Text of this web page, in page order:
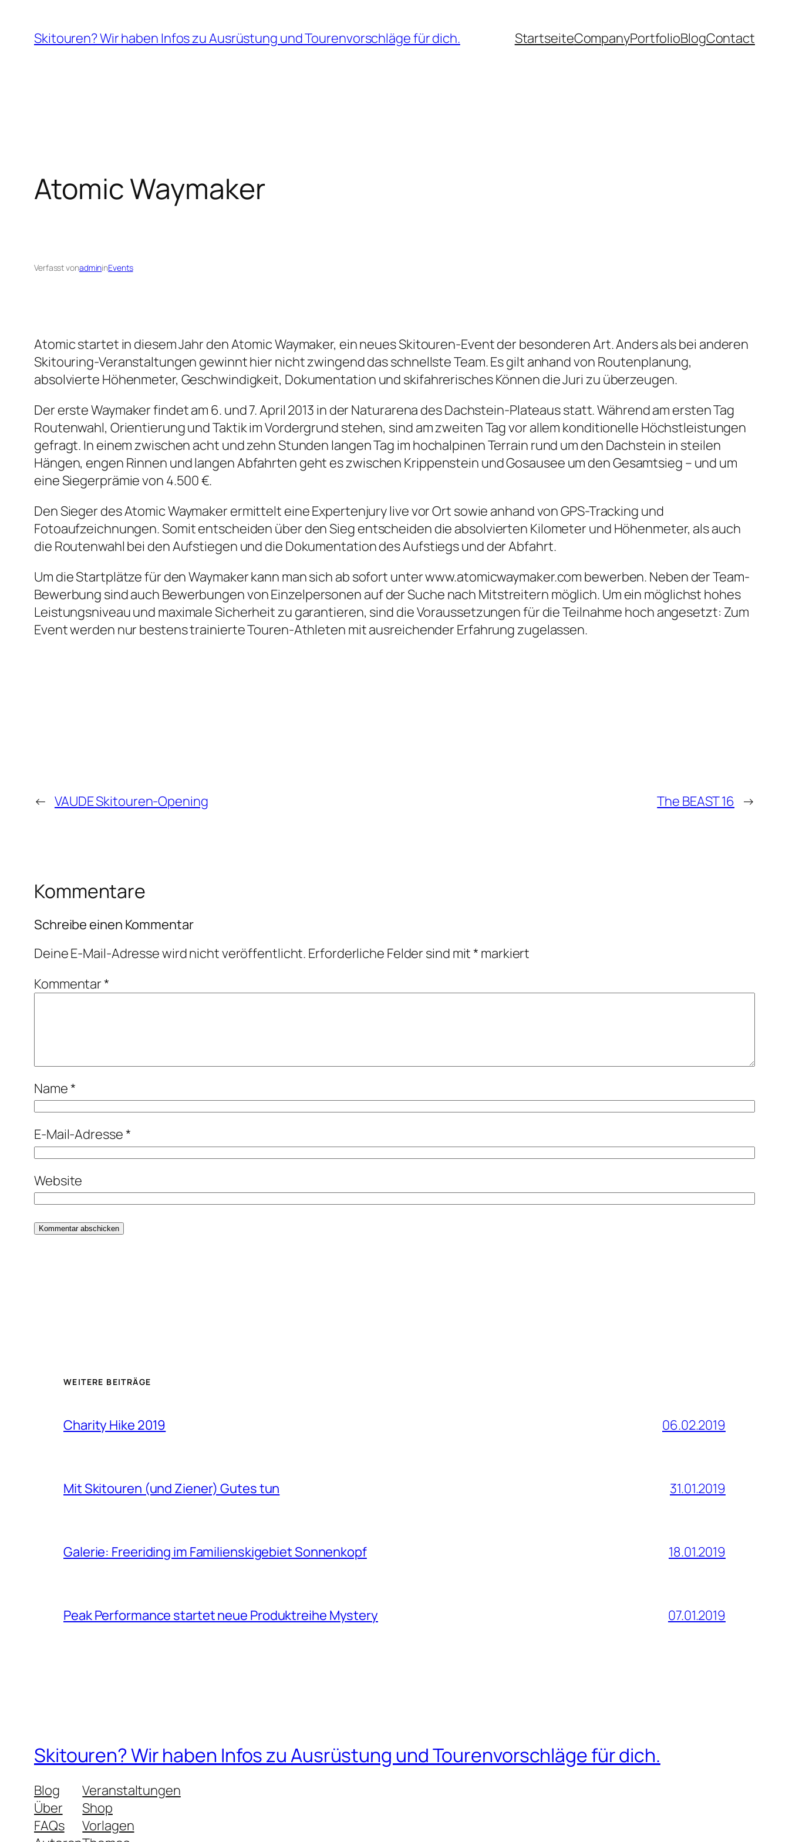
Inhalt
springen
Skitouren? Wir haben Infos zu Ausrüstung und Tourenvorschläge für dich. StartseiteCompanyPortfolioBlogContact
Atomic Waymaker
Verfasst vonadmininEvents
Atomic startet in diesem Jahr den Atomic Waymaker, ein neues Skitouren-Event der besonderen Art. Anders als bei anderen
Skitouring-Veranstaltungen gewinnt hier nicht zwingend das schnellste Team. Es gilt anhand von Routenplanung,
absolvierte Höhenmeter, Geschwindigkeit, Dokumentation und skifahrerisches Können die Juri zu überzeugen.
Der erste Waymaker findet am 6. und 7. April 2013 in der Naturarena des Dachstein-Plateaus statt. Während am ersten Tag
Routenwahl, Orientierung und Taktik im Vordergrund stehen, sind am zweiten Tag vor allem konditionelle Höchstleistungen
gefragt. In einem zwischen acht und zehn Stunden langen Tag im hochalpinen Terrain rund um den Dachstein in steilen
Hängen, engen Rinnen und langen Abfahrten geht es zwischen Krippenstein und Gosausee um den Gesamtsieg – und um
eine Siegerprämie von 4.500 €.
Den Sieger des Atomic Waymaker ermittelt eine Expertenjury live vor Ort sowie anhand von GPS-Tracking und
Fotoaufzeichnungen. Somit entscheiden über den Sieg entscheiden die absolvierten Kilometer und Höhenmeter, als auch
die Routenwahl bei den Aufstiegen und die Dokumentation des Aufstiegs und der Abfahrt.
Um die Startplätze für den Waymaker kann man sich ab sofort unter www.atomicwaymaker.com bewerben. Neben der Team-
Bewerbung sind auch Bewerbungen von Einzelpersonen auf der Suche nach Mitstreitern möglich. Um ein möglichst hohes
Leistungsniveau und maximale Sicherheit zu garantieren, sind die Voraussetzungen für die Teilnahme hoch angesetzt: Zum
Event werden nur bestens trainierte Touren-Athleten mit ausreichender Erfahrung zugelassen.
← VAUDE Skitouren-Opening The BEAST 16 →
Kommentare
Schreibe einen Kommentar
Deine E-Mail-Adresse wird nicht veröffentlicht. Erforderliche Felder sind mit* markiert
Kommentar*
Name*
E-Mail-Adresse*
Website
WEITERE BEITRÄGE
Charity Hike 2019 06.02.2019
Mit Skitouren (und Ziener) Gutes tun 31.01.2019
Galerie: Freeriding im Familienskigebiet Sonnenkopf 18.01.2019
Peak Performance startet neue Produktreihe Mystery 07.01.2019
Skitouren? Wir haben Infos zu Ausrüstung und Tourenvorschläge für dich.
Blog
Über
FAQs
Veranstaltungen
Shop
Vorlagen